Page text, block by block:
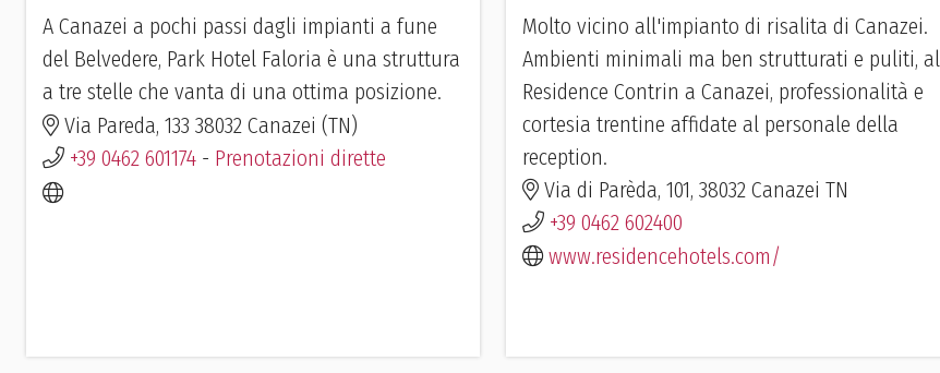
A Canazei a pochi passi dagli impianti a fune
del Belvedere, Park Hotel Faloria è una struttura
a tre stelle che vanta di una ottima posizione.
Via Pareda, 133 38032 Canazei (TN)
+39 0462 601174 - Prenotazioni dirette
Molto vicino all'impianto di risalita di Canazei.
Ambienti minimali ma ben strutturati e puliti, al
Residence Contrin a Canazei, professionalità e
cortesia trentine affidate al personale della
reception.
Via di Parèda, 101, 38032 Canazei TN
+39 0462 602400
www.residencehotels.com/